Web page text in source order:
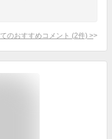
のおすすめコメント (2件) >